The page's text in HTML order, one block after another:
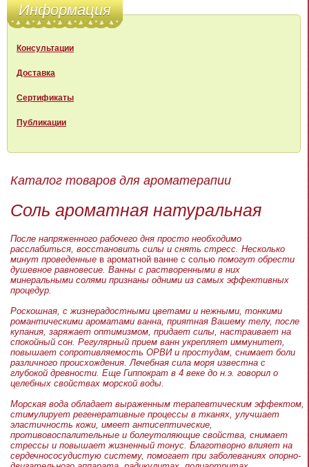
Информация
Консультации
Доставка
Сертификаты
Публикации
Каталог товаров для ароматерапии
Соль ароматная натуральная
После напряженного рабочего дня просто необходимо
расслабиться, восстановить силы и снять стресс. Несколько
минут проведенные в ароматной ванне с солью помогут обрести
душевное равновесие. Ванны с растворенными в них
минеральными солями признаны одними из самых эффективных
процедур.
Роскошная, с жизнерадостными цветами и нежными, тонкими
романтическими ароматами ванна, приятная Вашему телу, после
купания, заряжает оптимизмом, придает силы, настраивает на
спокойный сон. Регулярный прием ванн укрепляет иммунитет,
повышает сопротивляемость ОРВИ и простудам, снимает боли
различного происхождения. Лечебная сила моря известна с
глубокой древности. Еще Гиппократ в 4 веке до н.э. говорил о
целебных свойствах морской воды.
Морская вода обладает выраженным терапевтическим эффектом,
стимулирует регенеративные процессы в тканях, улучшает
эластичность кожи, имеет антисептические,
противовоспалительные и болеутоляющие свойства, снимает
стрессы и повышает жизненный тонус. Благотворно влияет на
сердечнососудистую систему, помогает при заболеваниях опорно-